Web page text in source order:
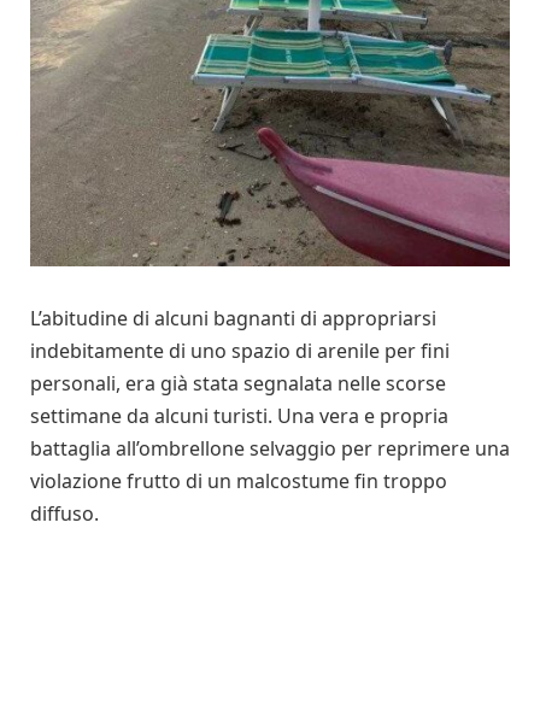
L’abitudine di alcuni bagnanti di appropriarsi
indebitamente di uno spazio di arenile per fini
personali, era già stata segnalata nelle scorse
settimane da alcuni turisti. Una vera e propria
battaglia all’ombrellone selvaggio per reprimere una
violazione frutto di un malcostume fin troppo
diffuso.